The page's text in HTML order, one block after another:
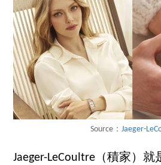
Source： Jaeger-
Jaeger-LeCoultre（積家）